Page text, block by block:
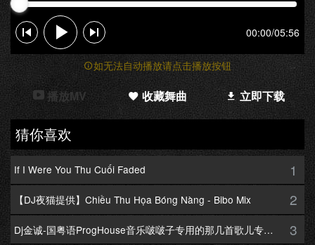
00:00/05:56
如无法自动播放请点击播放按钮
播放MV 收藏舞曲 立即下载
猜你喜欢
If I Were You Thu Cuối Faded 1
【DJ夜猫提供】Chiều Thu Họa Bóng Nàng - Bibo Mix 2
Dj金诚-国粤语ProgHouse音乐啵啵子专用的那几首歌儿专辑172Mix串烧 3